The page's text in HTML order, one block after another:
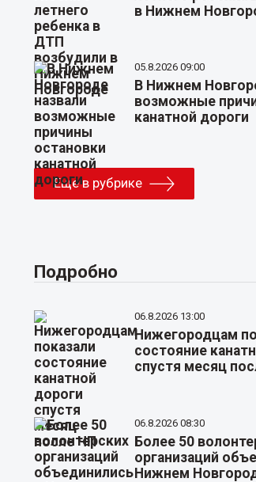
в Нижнем
05.8.2026 09:00
В Нижнем
возможные
канатной дороги
Еще в рубрике
Подробно
06.8.2026 13:00
Нижегородцам
состояние
спустя месяц
06.8.2026 08:30
Более 50
организаций
Нижнем